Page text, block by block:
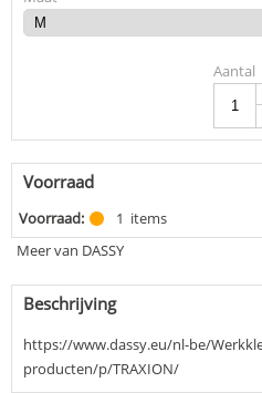
Aantal
Voorraad
Voorraad: 1 items
Meer van DASSY
Beschrijving
https://www.dassy.eu/nl-be/
producten/p/TRAXION/